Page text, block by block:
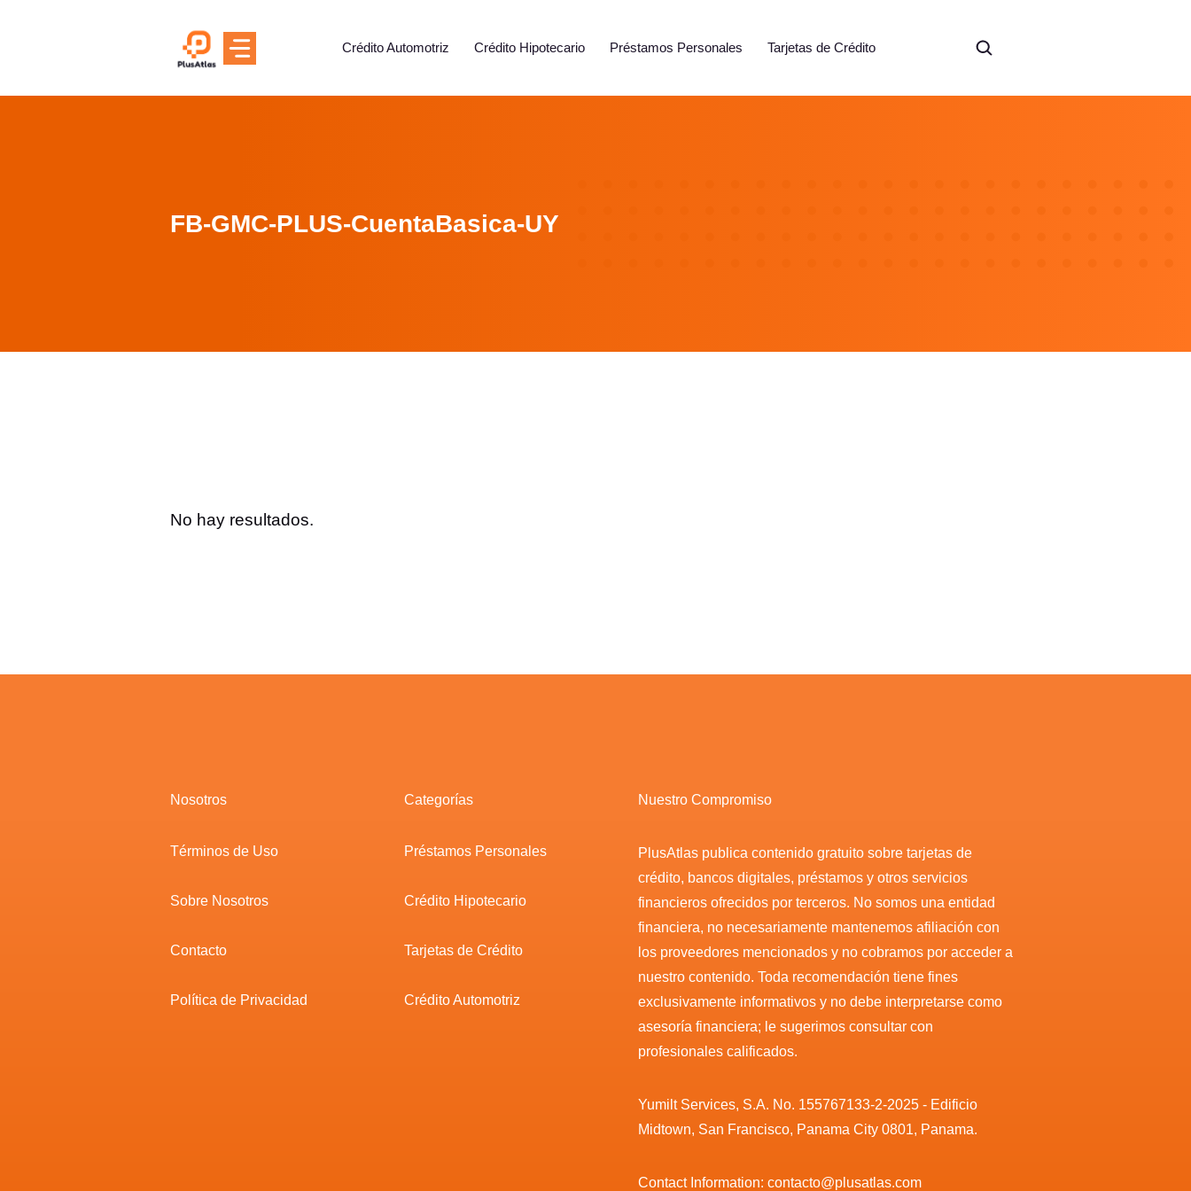
Crédito Automotriz Crédito Hipotecario Préstamos Personales Tarjetas de Crédito
FB-GMC-PLUS-CuentaBasica-UY
No hay resultados.
Nosotros
Términos de Uso
Sobre Nosotros
Contacto
Política de Privacidad
Categorías
Préstamos Personales
Crédito Hipotecario
Tarjetas de Crédito
Crédito Automotriz
Nuestro Compromiso
PlusAtlas publica contenido gratuito sobre tarjetas de
crédito, bancos digitales, préstamos y otros servicios
financieros ofrecidos por terceros. No somos una entidad
financiera, no necesariamente mantenemos afiliación con
los proveedores mencionados y no cobramos por acceder a
nuestro contenido. Toda recomendación tiene fines
exclusivamente informativos y no debe interpretarse como
asesoría financiera; le sugerimos consultar con
profesionales calificados.
Yumilt Services, S.A. No. 155767133-2-2025 - Edificio
Midtown, San Francisco, Panama City 0801, Panama.
Contact Information: contacto@plusatlas.com